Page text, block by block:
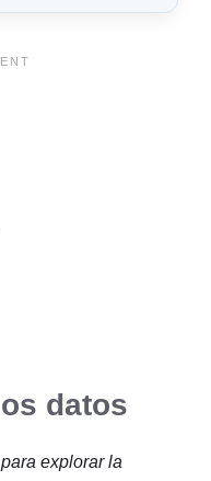
datos
explorar la